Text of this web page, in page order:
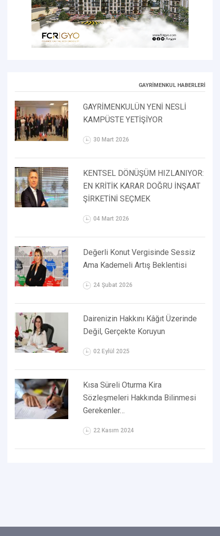
GAYRİMENKUL HABERLERİ
GAYRİMENKULÜN YENİ NESLİ
KAMPÜSTE YETİŞİYOR
30 Mart 2026
KENTSEL DÖNÜŞÜM HIZLANIYOR:
EN KRİTİK KARAR DOĞRU İNŞAAT
ŞİRKETİNİ SEÇMEK
04 Mart 2026
Değerli Konut Vergisinde Sessiz
Ama Kademeli Artış Beklentisi
24 Şubat 2026
Dairenizin Hakkını Kâğıt Üzerinde
Değil, Gerçekte Koruyun
02 Eylül 2025
Kısa Süreli Oturma Kira
Sözleşmeleri Hakkında Bilinmesi
Gerekenler…
22 Kasım 2024